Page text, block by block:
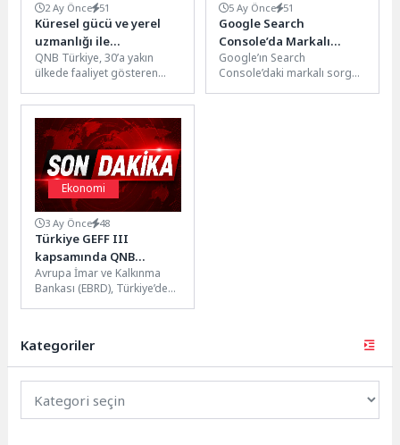
2 Ay Önce 51
Küresel gücü ve yerel
uzmanlığı ile
ihracatçının çözüm
ortağı QNB Türkiye’den
yeni uygulama
QNB Türkiye, 30’a yakın
ülkede faaliyet gösteren
global ağıyla müşterilerinin
nakit akışı yönetimine yönelik
entegre...
5 Ay Önce 51
Google Search
Console’da Markalı
Sorgu Filtresi Genişledi
Google’ın Search
Console’daki markalı sorgu
Ekonomi
3 Ay Önce 48
Türkiye GEFF III
kapsamında QNB
Leasing’e 50 milyon Euro
finansman sağlandı
Avrupa İmar ve Kalkınma
Bankası (EBRD), Türkiye’de
Kategoriler